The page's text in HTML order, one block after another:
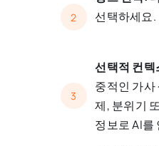
2
선택하세요.
3
선택적 컨텍
중적인 가사
제, 분위기
정보로 AI를